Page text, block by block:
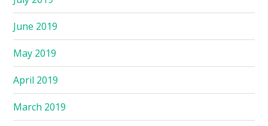
June 2019
May 2019
April 2019
March 2019